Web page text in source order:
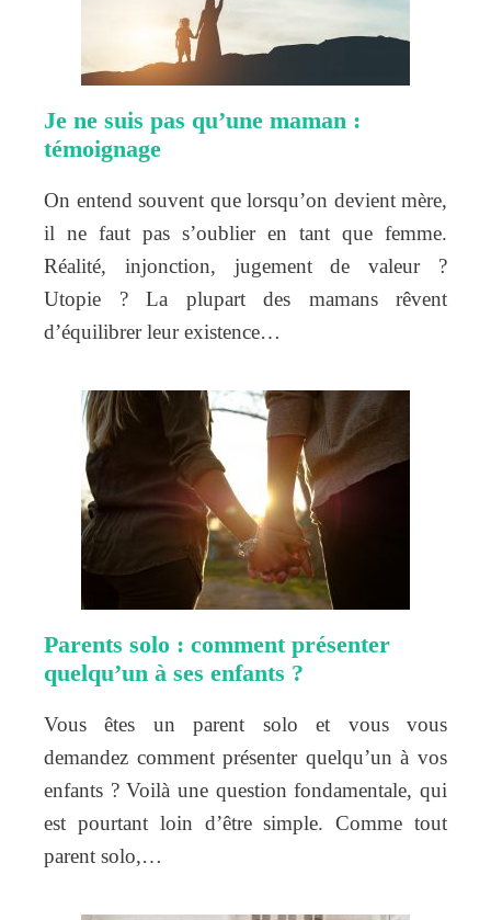
Je ne suis pas qu’une maman :
témoignage
On entend souvent que lorsqu’on devient mère,
il ne faut pas s’oublier en tant que femme.
Réalité, injonction, jugement de valeur ?
Utopie ? La plupart des mamans rêvent
d’équilibrer leur existence…
Parents solo : comment présenter
quelqu’un à ses enfants ?
Vous êtes un parent solo et vous vous
demandez comment présenter quelqu’un à vos
enfants ? Voilà une question fondamentale, qui
est pourtant loin d’être simple. Comme tout
parent solo,…